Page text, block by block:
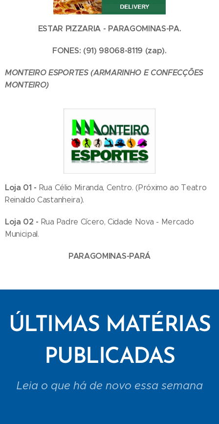
ESTAR PIZZARIA - PARAGOMINAS-PA.
FONES: (91) 98068-8119 (zap).
MONTEIRO ESPORTES (ARMARINHO E CONFECÇÕES
MONTEIRO)
Loja 01 - Rua Célio Miranda, Centro. (Próximo ao Teatro
Reinaldo Castanheira).
Loja 02 - Rua Padre Cícero, Cidade Nova - Mercado
Municipal.
PARAGOMINAS-PARÁ
ÚLTIMAS MATÉRIAS
PUBLICADAS
Leia o que há de novo essa semana